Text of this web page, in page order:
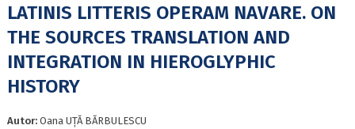
LATINIS LITTERIS OPERAM NAVARE. ON
THE SOURCES TRANSLATION AND
INTEGRATION IN HIEROGLYPHIC
HISTORY
Autor: Oana UȚĂ BĂRBULESCU